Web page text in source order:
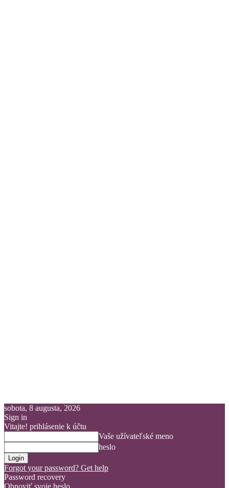
sobota, 8 augusta, 2026
Sign in
Vitajte! prihlásenie k účtu
Vaše užívateľské meno
heslo
Forgot your password? Get help
Password recovery
Obnoviť svoje heslo